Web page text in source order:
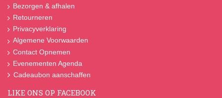
Bezorgen & afhalen
Retourneren
Privacyverklaring
Algemene Voorwaarden
Contact Opnemen
Evenementen Agenda
Cadeaubon aanschaffen
LIKE ONS OP FACEBOOK